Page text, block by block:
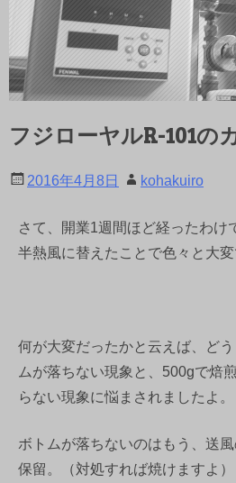
フジローヤルR-101の
2016年4月8日 kohakuiro
さて、開業1週間ほど経ったわけ
半熱風に替えたことで色々と大変
何が大変だったかと云えば、ど
ムが落ちない現象と、500gで焙
らない現象に悩まされましたよ。
ボトムが落ちないのはもう、送
保留。（対処すれば焼けますよ）